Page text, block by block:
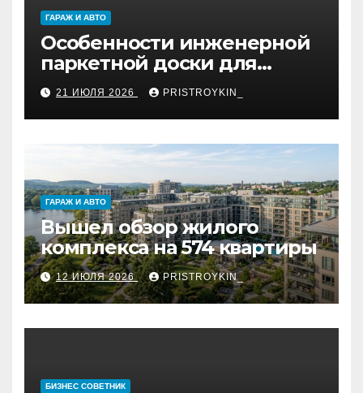
ГАРАЖ И АВТО
Особенности инженерной
паркетной доски для
укладки французской
ёлкой
21 ИЮЛЯ 2026 PRISTROYKIN_
ГАРАЖ И АВТО
Вышел обзор жилого
комплекса на 574 квартиры
12 ИЮЛЯ 2026 PRISTROYKIN_
БИЗНЕС СОВЕТНИК